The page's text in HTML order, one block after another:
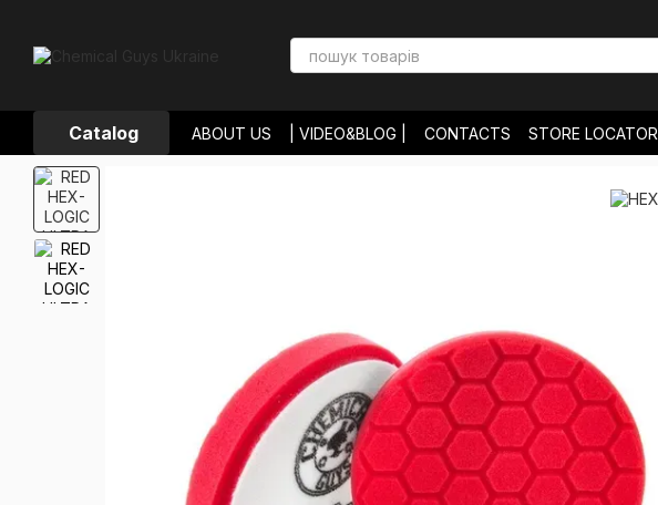
Catalog ABOUT US | VIDEO&BLOG | CONTACTS
STORE LOCATOR
PAYMENT AND DELIVERY
RETURNS & EXCHANGES